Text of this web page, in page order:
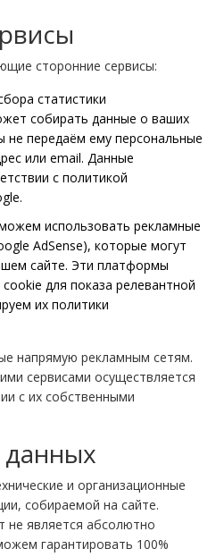
сторонние сервисы:
статистики
собирать данные о ваших
не передаём ему персональные
или email. Данные
с политикой
использовать рекламные
AdSense), которые могут
сайте. Эти платформы
для показа релевантной
их политики
напрямую рекламным сетям.
сервисами осуществляется
с их собственными
данных
и организационные
собираемой на сайте.
не является абсолютно
гарантировать 100%